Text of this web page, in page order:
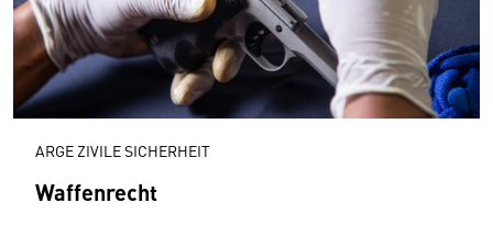
ARGE ZIVILE SICHERHEIT
Waffenrecht